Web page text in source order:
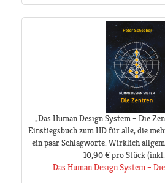
„Das Human Design System – Die
Einstiegsbuch zum HD für alle, die
ein paar Schlagworte. Wirklich
10,90 € pro Stück(inkl.
Das Human Design System –